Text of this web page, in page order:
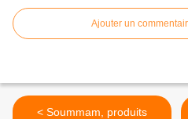
Ajouter un
< Soummam, produits